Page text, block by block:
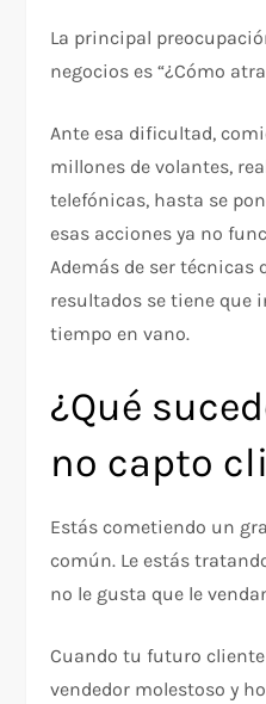
La principal
negocios es “¿Cómo
Ante esa dificultad,
millones de volantes,
telefónicas, hasta se
esas acciones ya no
Además de ser técnicas
resultados se tiene que
tiempo en vano.
¿Qué
no capto
Estás cometiendo un
común. Le estás
no le gusta que le
Cuando tu futuro
vendedor molestoso y